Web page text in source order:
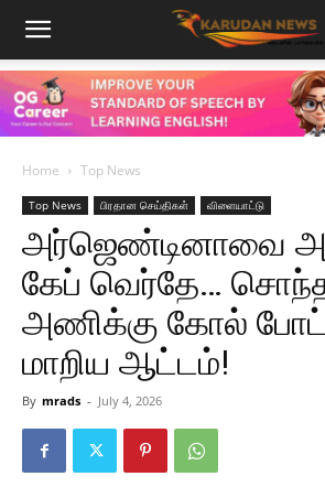
Home Top News
Top News பிரதான செய்திகள் விளையாட்டு
அர்ஜெண்டினாவை
கேப் வெர்தே…
அணிக்கு கோல்
மாறிய ஆட்டம்!
By mrads - July 4, 2026